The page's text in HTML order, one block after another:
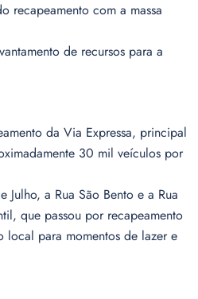
recapeamento com a massa
de recursos para a
da Via Expressa, principal
30 mil veículos por
a Rua São Bento e a Rua
que passou por recapeamento
para momentos de lazer e